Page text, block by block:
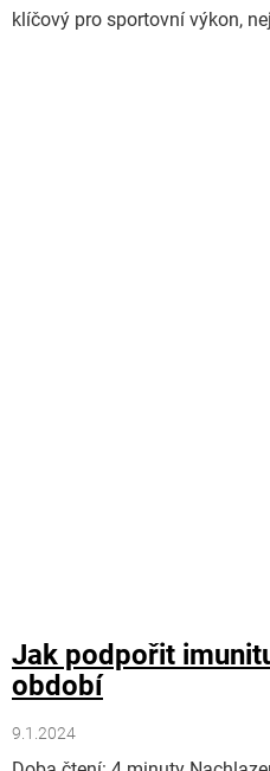
klíčový pro sportovní výkon,
Jak podpořit
období
9.1.2024